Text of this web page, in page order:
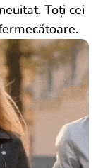
Toți cei